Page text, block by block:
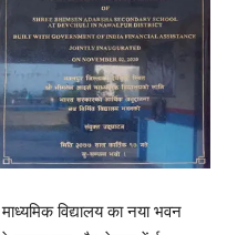
विद्यालय का नया भवन